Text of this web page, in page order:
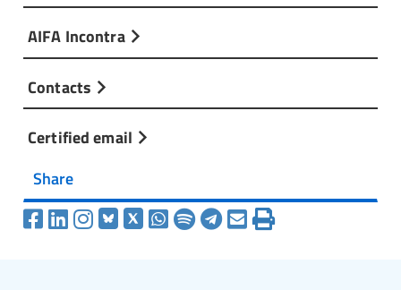
AIFA Incontra
Contacts
Certified email
Share